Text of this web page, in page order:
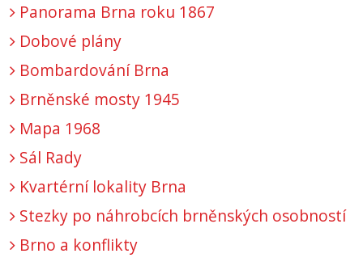
Panorama Brna roku 1867
Dobové plány
Bombardování Brna
Brněnské mosty 1945
Mapa 1968
Sál Rady
Kvartérní lokality Brna
Stezky po náhrobcích brněnských osobností
Brno a konflikty